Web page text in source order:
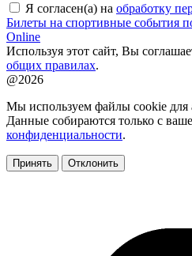
Я согласен(а) на обработку
Билеты на спортивные события
Online
Используя этот сайт, Вы
общих правилах.
@2026
Мы используем файлы cookie для
Данные собираются только с
конфиденциальности.
Принять Отклонить